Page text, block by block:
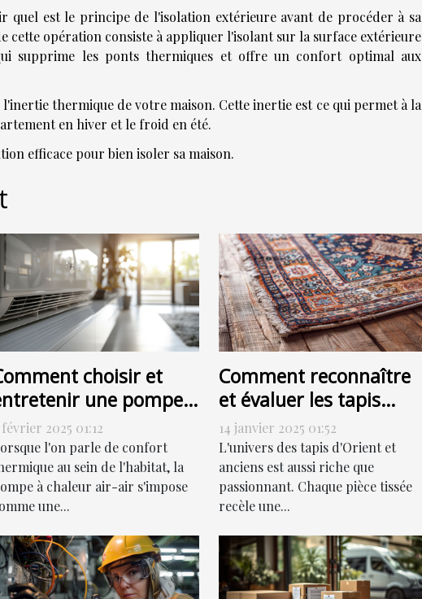
quel est le principe de l'isolation extérieure avant de procéder à sa
cette opération consiste à appliquer l'isolant sur la surface extérieure
supprime les ponts thermiques et offre un confort optimal aux
thermique de votre maison. Cette inertie est ce qui permet à la
en hiver et le froid en été.
efficace pour bien isoler sa maison.
choisir et
une pompe à
air-air
février 2025 01:12
l'on parle de confort
au sein de l'habitat, la
à chaleur air-air s'impose
une...
Comment reconnaître
et évaluer les tapis
d'Orient et anciens
pour la vente
14 janvier 2025 01:52
L'univers des tapis d'Orient et
anciens est aussi riche que
passionnant. Chaque pièce tissée
recèle une...